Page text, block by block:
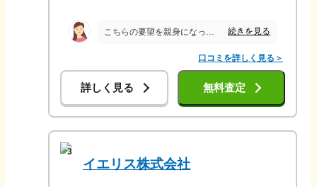
続きを見る
口コミを詳しく見る＞
詳しく見る 無料査定
3
イエリス株式会社